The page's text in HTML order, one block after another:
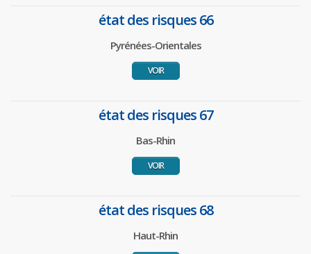
état des risques 66
Pyrénées-Orientales
VOIR
état des risques 67
Bas-Rhin
VOIR
état des risques 68
Haut-Rhin